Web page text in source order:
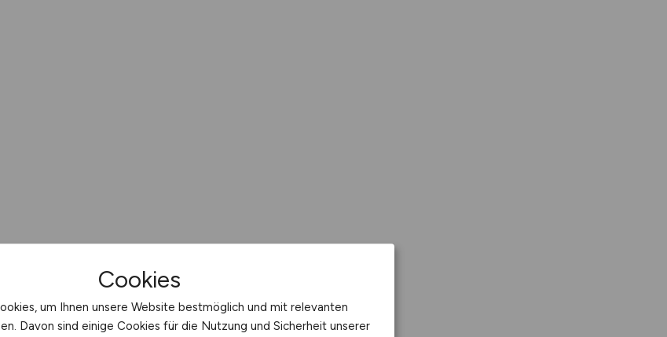
Cookies
um Ihnen unsere Website bestmöglich und mit relevanten
Davon sind einige Cookies für die Nutzung und Sicherheit unserer